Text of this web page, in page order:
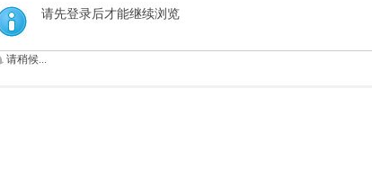
索
请先登录后才能继续浏览
请稍候...